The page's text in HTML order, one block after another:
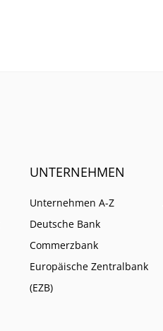
UNTERNEHMEN
Unternehmen A-Z
Deutsche Bank
Commerzbank
Europäische Zentralbank
(EZB)